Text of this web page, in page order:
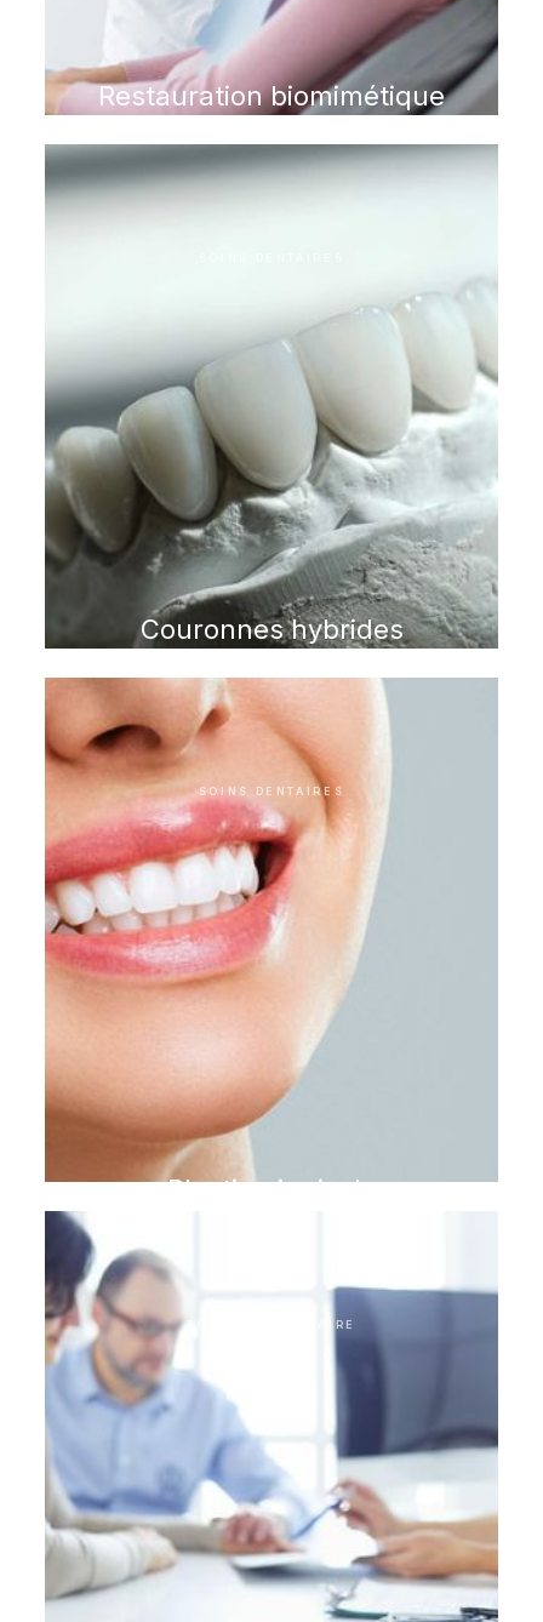
Restauration biomimétique
Couronnes hybrides
SOINS DENTAIRES
Plastie gingivale
TOURISME DENTAIRE